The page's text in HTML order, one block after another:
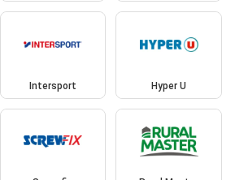
Intersport Hyper U